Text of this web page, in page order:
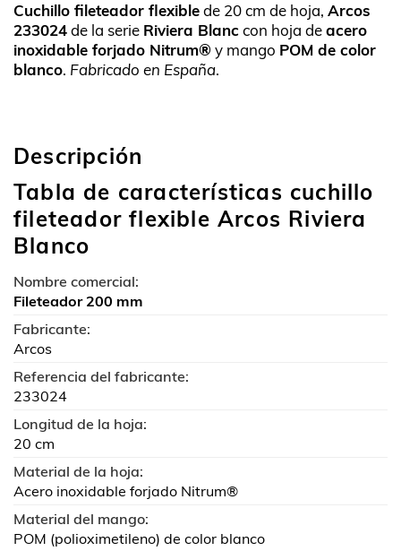
5.00sobre
5 basado
en
Cuchillo fileteador flexiblede 20 cm de hoja, Arcos
233024de la serie Riviera Blanccon hoja deacero
inoxidable forjado Nitrum®y mango POM de color
blanco. Fabricado en España.
Descripción
Tabla de características cuchillo
fileteador flexible Arcos Riviera
Blanco
Nombre comercial:
Fileteador 200 mm
Fabricante:
Arcos
Referencia del fabricante:
233024
Longitud de la hoja:
20 cm
Material de la hoja:
Acero inoxidable forjado Nitrum®
Material del mango:
POM (polioximetileno) de color blanco